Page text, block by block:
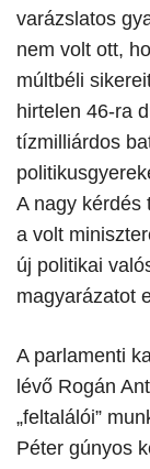
varázslatos
nem volt ott,
múltbéli
hirtelen 46-ra
tízmilliárdos
A nagy kérdés
a volt
új politikai
magyarázatot
​A parlamenti
lévő Rogán
„feltalálói”
Péter gúnyos